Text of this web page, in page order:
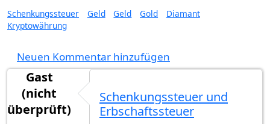
Schenkungssteuer Geld Geld Gold
Diamant
Kryptowährung
Neuen Kommentar hinzufügen
Gast
(nicht
überprüft)
Schenkungssteuer und
Erbschaftssteuer